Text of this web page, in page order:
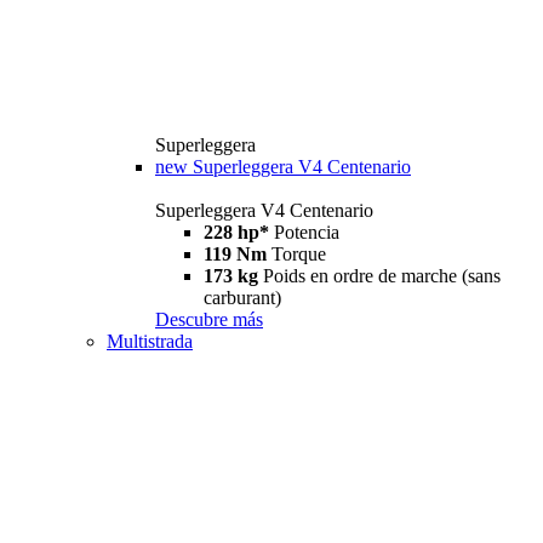
Superleggera
new Superleggera V4 Centenario
Superleggera V4 Centenario
228 hp* Potencia
119 Nm Torque
173 kg Poids en ordre de marche (sans
carburant)
Descubre más
Multistrada